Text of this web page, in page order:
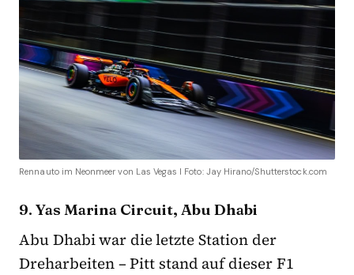
Rennauto im Neonmeer von Las Vegas I Foto: Jay Hirano/Shutterstock.com
9. Yas Marina Circuit, Abu Dhabi
Abu Dhabi war die letzte Station der
Dreharbeiten – Pitt stand auf dieser F1